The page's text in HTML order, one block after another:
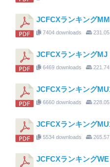
JCFCXランキング
7404 downloads 231.05
JCFCXランキングMJ
6469 downloads 221.74
JCFCXランキング
6660 downloads 228.05
JCFCXランキング
5534 downloads 265.57
JCFCXランキングWE